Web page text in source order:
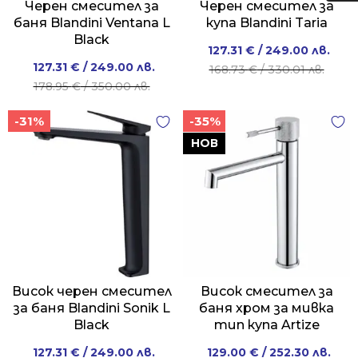
Черен смесител за
баня Blandini Ventana L
Black
178.95€/ 350.00 лв.
Original
price
178.95 €
/
350.00 лв..
127.31 € / 249.00 лв.
Current
price
127.31 €
/
249.00 лв..
Черен смесител за
купа Blandini Taria
168.73€/ 330.01 лв.
Original
price
/
330.01 лв..
127.31 € / 249.00 лв.
Current
price
/
249.00 лв..
-31%
Висок черен смесител
за баня Blandini Sonik L
Black
Original
127.31 € / 249.00 лв.
Current
НОВ
-35%
Висок смесител за
баня хром за мивка
тип купа Artize
Original
129.00 € / 252.30 лв.
Current